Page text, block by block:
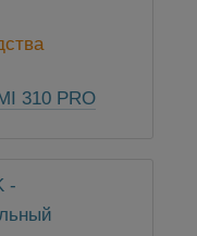
310 PRO